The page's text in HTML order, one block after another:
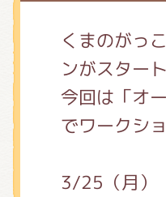
くまのがっ
ンがスター
今回は「オ
でワークシ
3/25（月）
ショップ